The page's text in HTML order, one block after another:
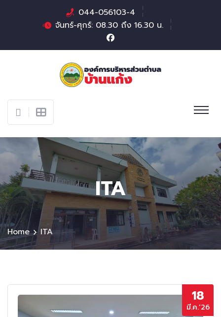
044-056103-4
จันทร์-ศุกร์: 08.30 ถึง 16.30 น.
ITA
Home ITA
18
มี.ค.’26